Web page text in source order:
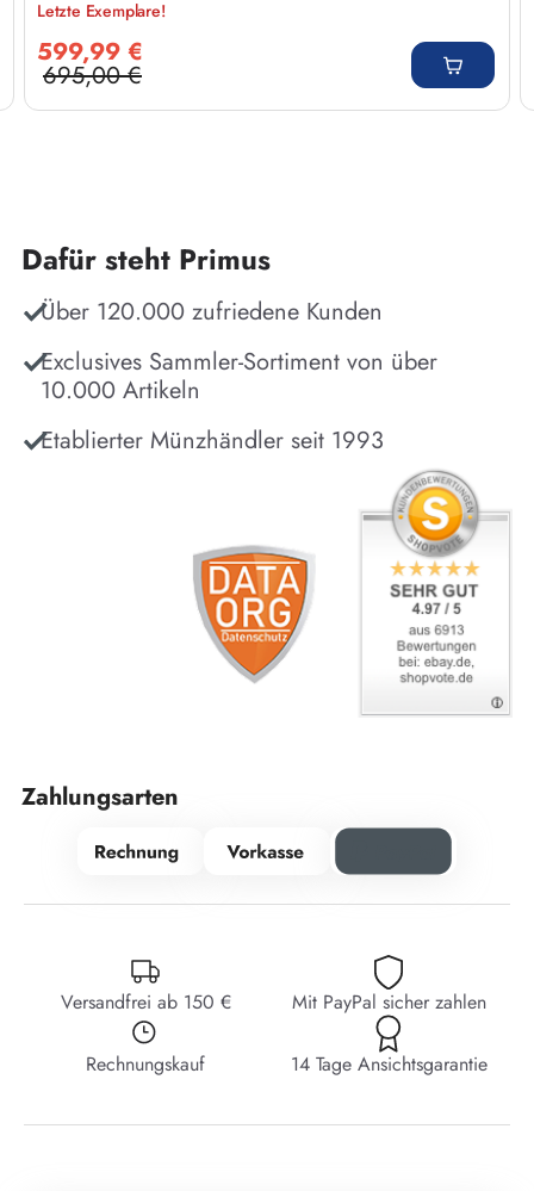
Letzte Exemplare!
599,99 €
Regulärer Preis:
695,00 €
Dafür steht Primus
Über 120.000 zufriedene Kunden
Exclusives Sammler-Sortiment von über
10.000 Artikeln
Etablierter Münzhändler seit 1993
Zahlungsarten
Versandfrei ab 150 € Mit PayPal sicher zahlen
Rechnungskauf 14 Tage Ansichtsgarantie